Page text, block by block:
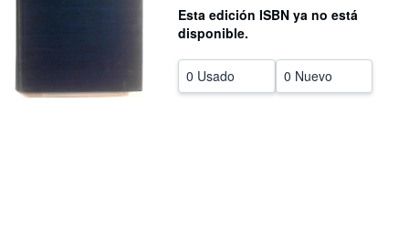
Esta edición ISBN ya no está
disponible.
0 Usado 0 Nuevo